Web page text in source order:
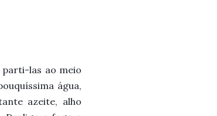
las ao meio
água,
azeite, alho